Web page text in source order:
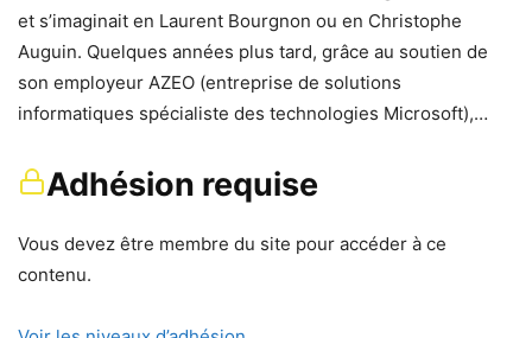
et s’imaginait en Laurent Bourgnon ou en Christophe
Auguin. Quelques années plus tard, grâce au soutien de
son employeur AZEO (entreprise de solutions
informatiques spécialiste des technologies Microsoft),…
Adhésion requise
Vous devez être membre du site pour accéder à ce
contenu.